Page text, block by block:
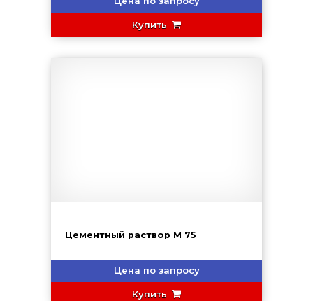
Купить
Цементный раствор М 75
Цена по запросу
Купить